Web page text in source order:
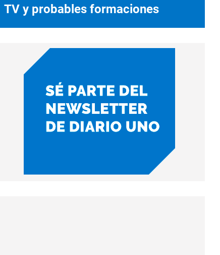
TV y probables formaciones